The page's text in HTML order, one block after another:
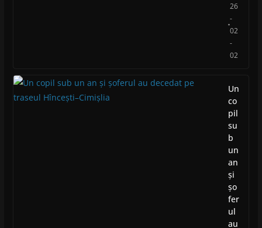
26
-
02
-
02
Un
co
pil
su
b
un
an
și
șo
fer
ul
au